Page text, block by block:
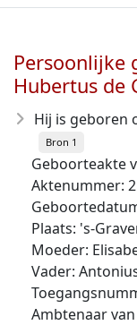
Persoonlijke
Hubertus de
Hij is geboren
Bron 1
Geboorteakte
Aktenummer:
Plaats: 's-
Moeder:
Vader:
Ambtenaar